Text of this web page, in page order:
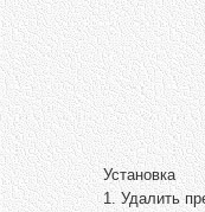
Установка
1. Удалить